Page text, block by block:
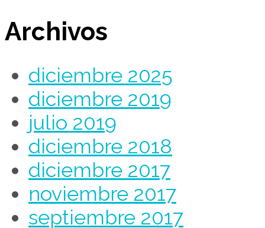
Archivos
diciembre 2025
diciembre 2019
julio 2019
diciembre 2018
diciembre 2017
noviembre 2017
septiembre 2017